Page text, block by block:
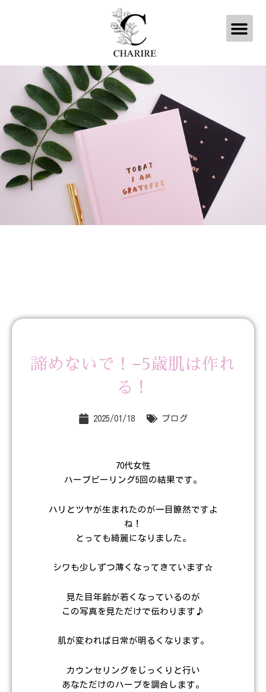
キ
メ
諦めないで！−5歳肌は作れ
る！
2025/01/18 ブログ
70代女性
ハーブピーリング5回の結果です。
ハリとツヤが生まれたのが一目瞭然ですよ
ね！
とっても綺麗になりました。
シワも少しずつ薄くなってきています☆
見た目年齢が若くなっているのが
この写真を見ただけで伝わります♪
肌が変われば日常が明るくなります。
カウンセリングをじっくりと行い
あなただけのハーブを調合します。